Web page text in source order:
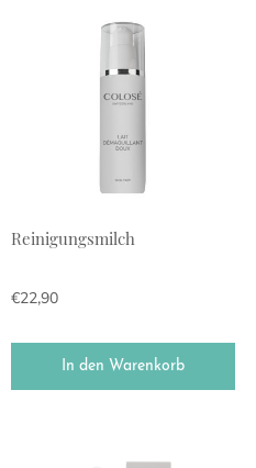
Reinigungsmilch
€22,90
In den Warenkorb